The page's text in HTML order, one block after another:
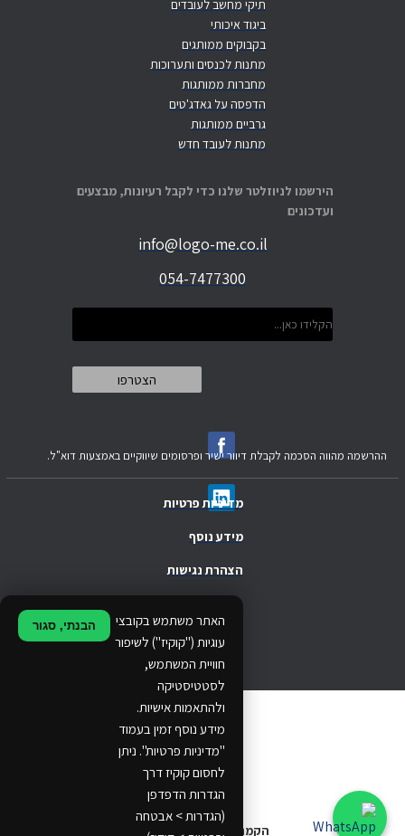
תיקי מחשב לעובדים
ביגוד איכותי
בקבוקים ממותגים
מתנות לכנסים ותערוכות
מחברות ממותגות
הדפסה על גאדג'טים
גרביים ממותגות
מתנות לעובד חדש
הירשמו לניוזלטר שלנו כדי לקבל רעיונות, מבצעים
ועדכונים
info@logo-me.co.il
054-7477300
מדיניות פרטיות
האתר משתמש בקובצי
עוגיות ("קוקיז") לשיפור
חוויית המשתמש,
לסטטיסטיקה
ולהתאמות אישיות.
מידע נוסף זמין בעמוד
"מדיניות פרטיות". ניתן
לחסום קוקיז דרך
הגדרות הדפדפן
(הגדרות > אבטחה
הבנתי, סגור
מידע נוסף
.
הצהרת נגישות
ההרשמה מהווה הסכמה לקבלת דיוור ישיר ופרסומים שיווקיים באמצעות דוא"ל.
© 2024 Ethos Business. All rights reserved.
..
...
הקמת אתרים